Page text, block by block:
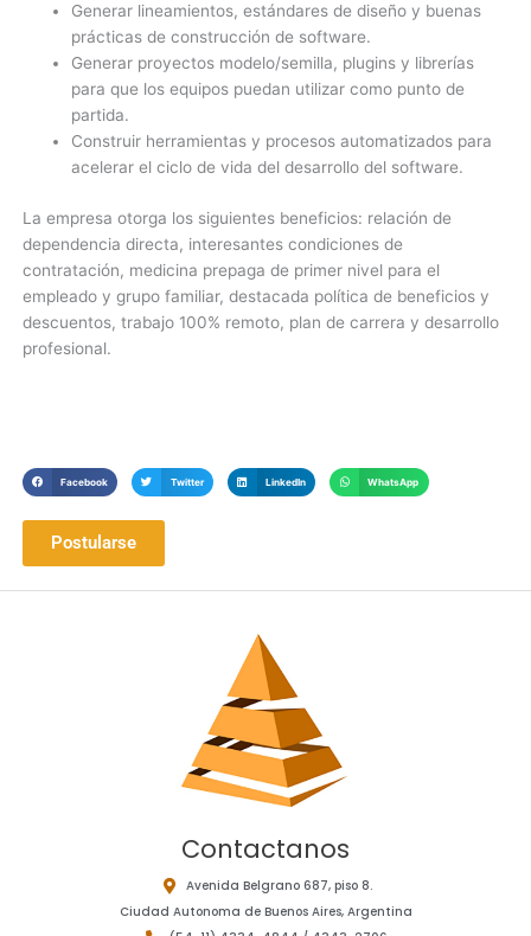
Generar lineamientos, estándares de diseño y buenas
prácticas de construcción de software.
Generar proyectos modelo/semilla, plugins y librerías
para que los equipos puedan utilizar como punto de
partida.
Construir herramientas y procesos automatizados para
acelerar el ciclo de vida del desarrollo del software.
La empresa otorga los siguientes beneficios: relación de
dependencia directa, interesantes condiciones de
contratación, medicina prepaga de primer nivel para el
empleado y grupo familiar, destacada política de beneficios y
descuentos, trabajo 100% remoto, plan de carrera y desarrollo
profesional.
Facebook Twitter LinkedIn WhatsApp
Postularse
Contactanos
Avenida Belgrano 687, piso 8.
Ciudad Autonoma de Buenos Aires, Argentina